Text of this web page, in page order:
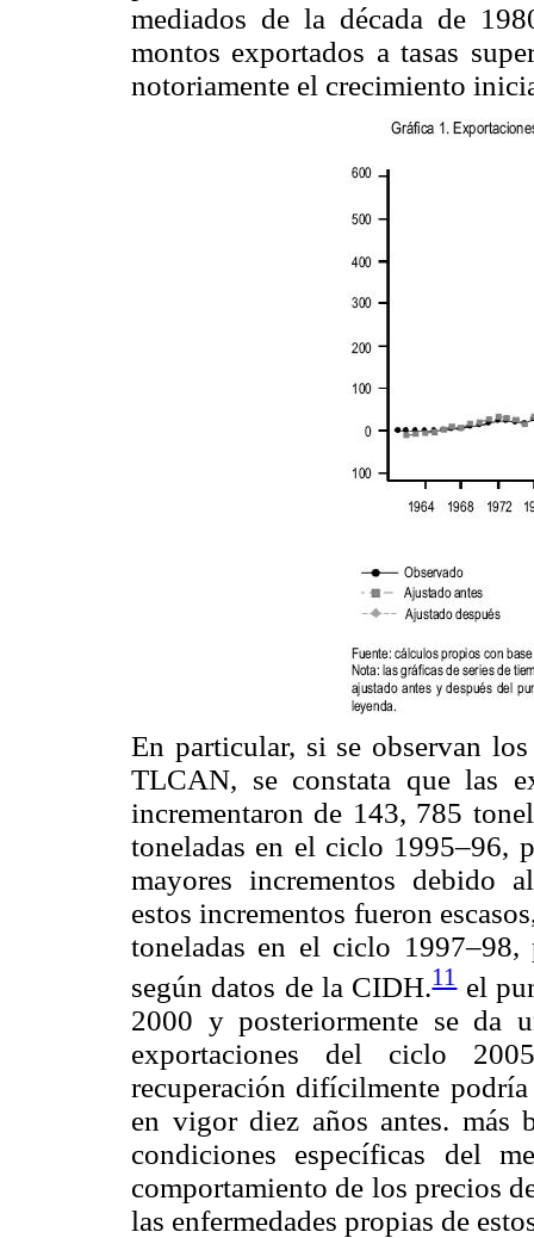
mediados de la década de
montos exportados a tasas
notoriamente el crecimiento
En particular, si se observan
TLCAN, se constata que las
incrementaron de 143, 785
toneladas en el ciclo 1995–96,
mayores incrementos debido
estos incrementos fueron
toneladas en el ciclo 1997–98,
según datos de la CIDH.11el
2000 y posteriormente se da
exportaciones del ciclo
recuperación difícilmente
en vigor diez años antes. más
condiciones específicas del
comportamiento de los precios
las enfermedades propias de